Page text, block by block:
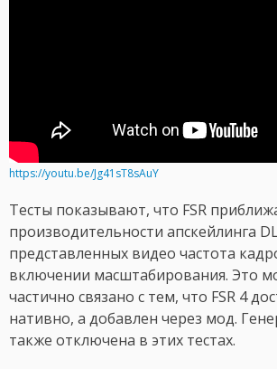
https://youtu.be/Jg41sT8sAuY
Тесты показывают, что FSR
производительности апскейлинга
представленных видео частота
включении масштабирования. Это
частично связано с тем, что FSR 4
нативно, а добавлен через мод.
также отключена в этих тестах.